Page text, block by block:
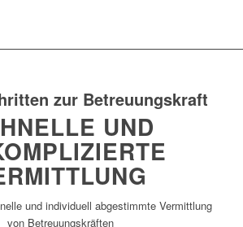
zur Betreuungskraft
UND
und individuell abgestimmte Vermittlung
von Betreuungskräften